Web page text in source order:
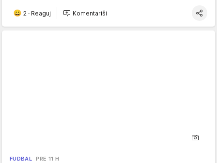
2 · Reaguj Komentariši
FUDBAL PRE 11 H